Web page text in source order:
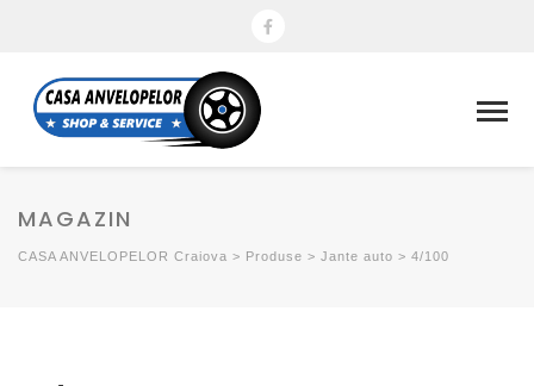
MAGAZIN
CASA ANVELOPELOR Craiova > Produse > Jante auto > 4/100